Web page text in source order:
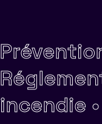
incendie •